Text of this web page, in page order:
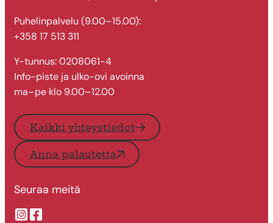
Puhelinpalvelu (9.00–15.00):
+358 17 513 311
Y-tunnus: 0208061-4
Info-piste ja ulko-ovi avoinna
ma–pe klo 9.00–12.00
Kaikki yhteystiedot
Anna palautetta
Seuraa meitä